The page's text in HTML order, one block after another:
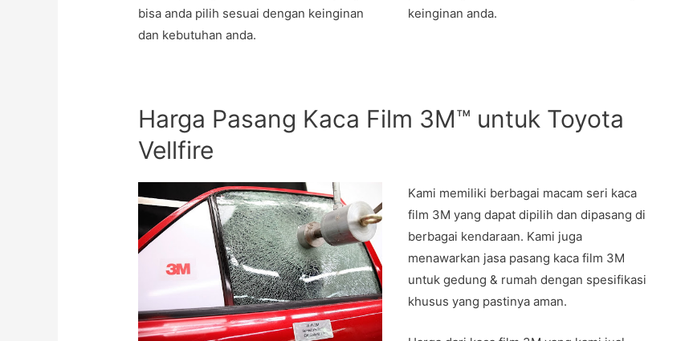
bisa anda pilih sesuai dengan keinginan
dan kebutuhan anda.
keinginan anda.
Harga Pasang Kaca Film 3M™ untuk Toyota
Vellfire
Kami memiliki berbagai macam seri kaca
film 3M yang dapat dipilih dan dipasang di
berbagai kendaraan. Kami juga
menawarkan jasa pasang kaca film 3M
untuk gedung & rumah dengan spesifikasi
khusus yang pastinya aman.